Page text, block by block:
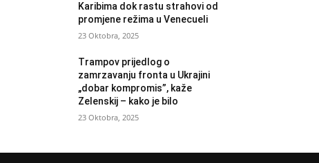
Karibima dok rastu strahovi od
promjene režima u Venecueli
23 Oktobra, 2025
Trampov prijedlog o
zamrzavanju fronta u Ukrajini
„dobar kompromis”, kaže
Zelenskij – kako je bilo
23 Oktobra, 2025